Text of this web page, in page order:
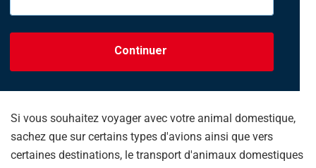
Si vous souhaitez voyager avec votre animal domestique,
sachez que sur certains types d'avions ainsi que vers
certaines destinations, le transport d'animaux domestiques
Continuer